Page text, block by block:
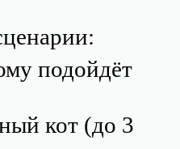
подойдёт
кот (до 3